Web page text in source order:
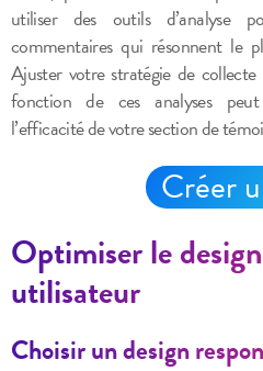
utiliser des outils d’analyse
commentaires qui résonnent le
Ajuster votre stratégie de
fonction de ces analyses peut
l’efficacité de votre section de
Créer
Optimiser le
utilisateur
Choisir un design